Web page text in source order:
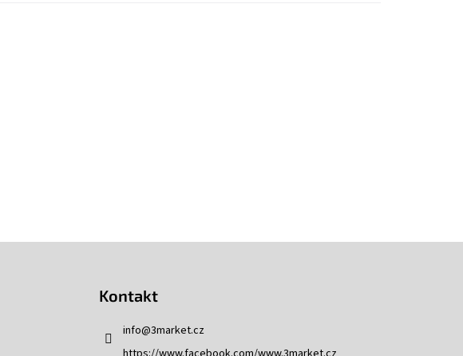
Kontakt
info@3market.cz